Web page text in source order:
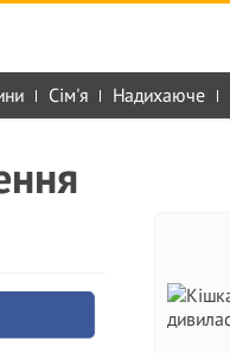
Сім'я Надихаюче